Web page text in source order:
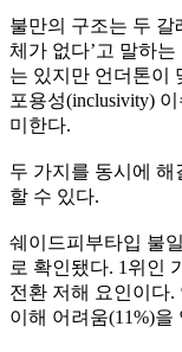
불만의 구조는 두 갈
체가 없다’고 말하
는 있지만 언더톤이
포용성(inclusivity)
미한다.
두 가지를 동시에 해
할 수 있다.
쉐이드피부타입 불
로 확인됐다. 1위인
전환 저해 요인이다.
이해 어려움(11%)을